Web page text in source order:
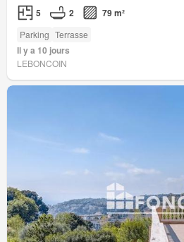
5 2 79 m²
Parking Terrasse
Il y a 10 jours
LEBONCOIN